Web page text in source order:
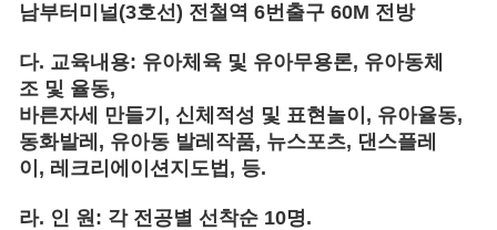
남부터미널(3호선) 전철역 6번출구 60M 전방
다. 교육내용: 유아체육 및 유아무용론, 유아동체
조 및 율동,
바른자세 만들기 , 신체적성 및 표현놀이 , 유아율동,
동화발레 , 유아동 발레작품, 뉴스포츠, 댄스플레
이 , 레크리에이션지도법 , 등.
라. 인 원: 각 전공별 선착순 10명.